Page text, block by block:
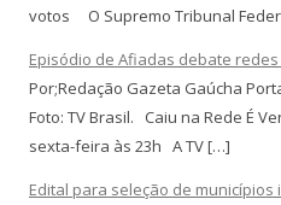
votos O Supremo Tribunal
Episódio de Afiadas debate
Por;Redação Gazeta Gaúcha
Foto: TV Brasil. Caiu na Rede É
sexta-feira às 23h A TV […]
Edital para seleção de